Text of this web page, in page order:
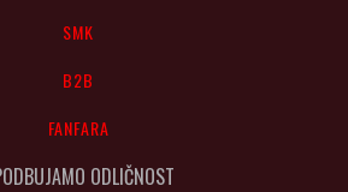
SMK
B2B
FANFARA
ODLIČNOST